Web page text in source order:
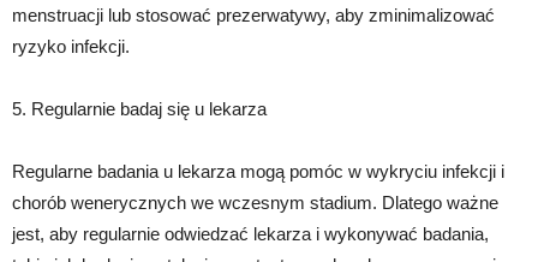
menstruacji lub stosować prezerwatywy, aby zminimalizować
ryzyko infekcji.
5. Regularnie badaj się u lekarza
Regularne badania u lekarza mogą pomóc w wykryciu infekcji i
chorób wenerycznych we wczesnym stadium. Dlatego ważne
jest, aby regularnie odwiedzać lekarza i wykonywać badania,